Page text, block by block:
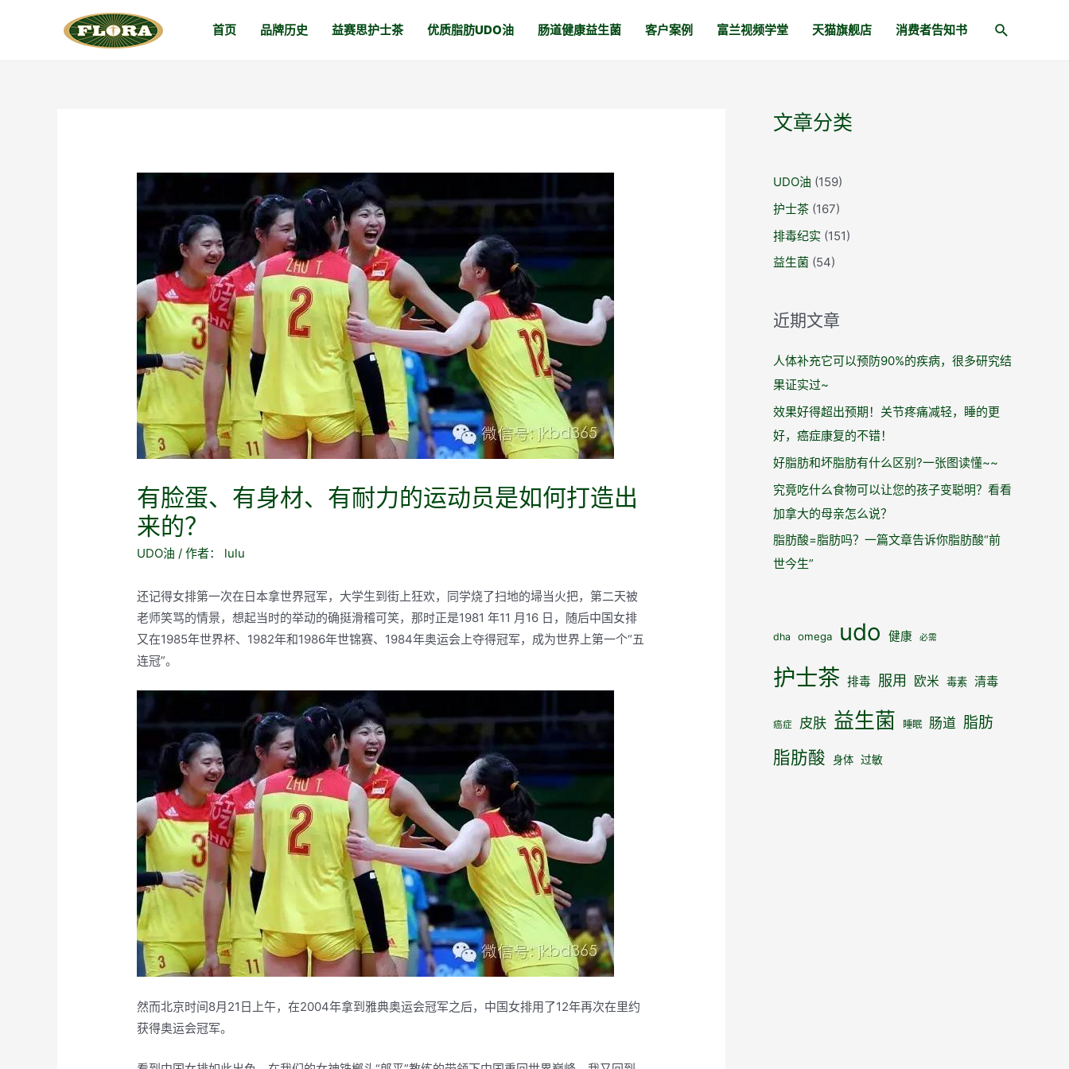
首页 品牌历史 益赛思护士茶 优质脂肪UDO油 肠道健康益生菌 客户案例 富兰视频学堂 天猫旗舰店 消费者告知书
有脸蛋、有身材、有耐力的运动员是如何打造出
来的？
UDO油 / 作者： lulu
还记得女排第一次在日本拿世界冠军，大学生到街上狂欢，同学烧了扫地的埽当火把，第二天被
老师笑骂的情景，想起当时的举动的确挺滑稽可笑，那时正是1981 年11 月16 日，随后中国女排
又在1985年世界杯、1982年和1986年世锦赛、1984年奥运会上夺得冠军，成为世界上第一个“五
连冠”。
然而北京时间8月21日上午，在2004年拿到雅典奥运会冠军之后，中国女排用了12年再次在里约
获得奥运会冠军。
文章分类
UDO油 (159)
护士茶 (167)
排毒纪实 (151)
益生菌 (54)
近期文章
人体补充它可以预防90%的疾病，很多研究结
果证实过~
效果好得超出预期！关节疼痛减轻，睡的更
好，癌症康复的不错！
好脂肪和坏脂肪有什么区别?一张图读懂~~
究竟吃什么食物可以让您的孩子变聪明？看看
加拿大的母亲怎么说？
脂肪酸=脂肪吗？一篇文章告诉你脂肪酸“前
世今生”
dha omega udo 健康 必需
护士茶 排毒 服用 欧米 毒素 清毒
癌症 皮肤 益生菌 睡眠 肠道 脂肪
脂肪酸 身体 过敏